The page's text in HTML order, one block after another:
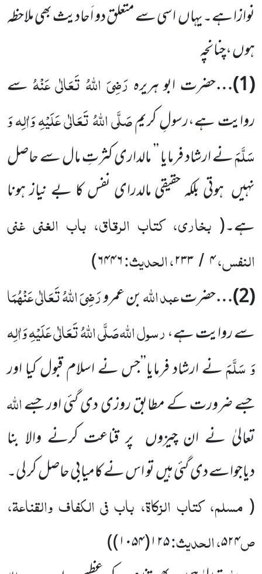
نوازاہے۔یہاںاسی سے متعلق دو اَحادیث بھی ملاحظہ
ہوں ،چنانچہ
(
1
)
…حضرت ابو ہریرہرَضِیَ اللّٰہُ تَعَالٰی عَنْہُسے
روایتہے،رسولِ کریمصَلَّی اللّٰہُ تَعَالٰی عَلَیْہِ وَاٰلِہ وَ
سَلَّمَنے ارشاد فرمایا’’ مالداری کثرتِ مال سے حاصل
نہیں ہوتی بلکہ حقیقی مالدرای نفس کا بے نیاز ہونا
ہے۔( بخاری، کتاب الرقاق، باب الغنی غنی
النفس،۴ / ۲۳۳، الحدیث:۶۴۴۶)
(
2
)
…حضرتعبداللّٰہبن عمرورَضِیَ اللّٰہُ تَعَالٰی عَنْہُمَا
سے روایت ہے،رسول اللّٰہصَلَّی اللّٰہُ تَعَالٰی عَلَیْہِ وَاٰلِہ
وَ سَلَّمَنےارشاد فرمایا’’جس نے اسلام قبول کیا اور
جسے ضرورت کے مطابق روزی دی گئی اور جسےاللّٰہ
تعالیٰ نے ان چیزوں پر قناعت کرنے والا بنا
دیاجواسے دی گئی ہیںتو اس نے کامیابی حاصل کر لی۔
( مسلم، کتاب الزکاۃ، باب فی الکفاف والقناعۃ،
ص۵۲۴، الحدیث:۱۲۵(۱۰۵۴) )